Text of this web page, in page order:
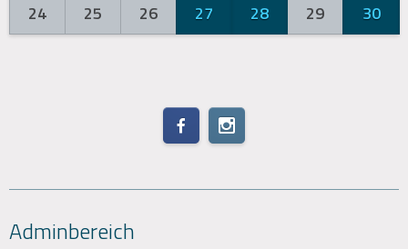
24
25 26 27 28 29 30
Adminbereich